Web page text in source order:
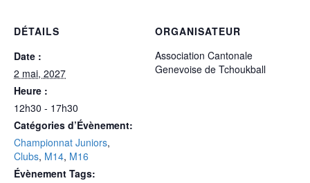
DÉTAILS
Date :
2 mai, 2027
Heure :
12h30 - 17h30
Catégories d’Évènement:
Championnat Juniors,
Clubs, M14, M16
Évènement Tags:
ORGANISATEUR
Association Cantonale
Genevoise de Tchoukball